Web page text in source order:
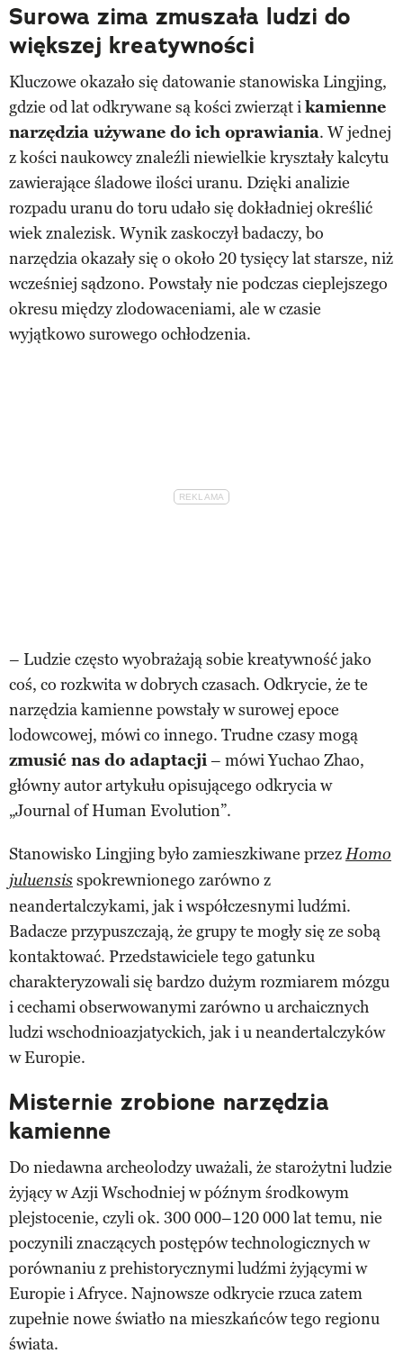
Surowa zima zmuszała ludzi do
większej kreatywności
Kluczowe okazało się datowanie stanowiska Lingjing,
gdzie od lat odkrywane są kości zwierząt ikamienne
narzędzia używane do ich oprawiania. W jednej
z kości naukowcy znaleźli niewielkie kryształy kalcytu
zawierające śladowe ilości uranu. Dzięki analizie
rozpadu uranu do toru udało się dokładniej określić
wiek znalezisk. Wynik zaskoczył badaczy, bo
narzędzia okazały się o około 20 tysięcy lat starsze, niż
wcześniej sądzono. Powstały nie podczas cieplejszego
okresu między zlodowaceniami, ale w czasie
wyjątkowo surowego ochłodzenia.
– Ludzie często wyobrażają sobie kreatywność jako
coś, co rozkwita w dobrych czasach. Odkrycie, że te
narzędzia kamienne powstały w surowej epoce
lodowcowej, mówi co innego. Trudne czasy mogą
zmusić nas do adaptacji– mówi Yuchao Zhao,
główny autor artykułu opisującego odkrycia w
„Journal of Human Evolution”.
Stanowisko Lingjing było zamieszkiwane przezHomo
juluensisspokrewnionego zarówno z
neandertalczykami, jak i współczesnymi ludźmi.
Badacze przypuszczają, że grupy te mogły się ze sobą
kontaktować. Przedstawiciele tego gatunku
charakteryzowali się bardzo dużym rozmiarem mózgu
i cechami obserwowanymi zarówno u archaicznych
ludzi wschodnioazjatyckich, jak i u neandertalczyków
w Europie.
Misternie zrobione narzędzia
kamienne
Do niedawna archeolodzy uważali, że starożytni ludzie
żyjący w Azji Wschodniej w późnym środkowym
plejstocenie, czyli ok. 300 000–120 000 lat temu, nie
poczynili znaczących postępów technologicznych w
porównaniu z prehistorycznymi ludźmi żyjącymi w
Europie i Afryce. Najnowsze odkrycie rzuca zatem
zupełnie nowe światło na mieszkańców tego regionu
świata.